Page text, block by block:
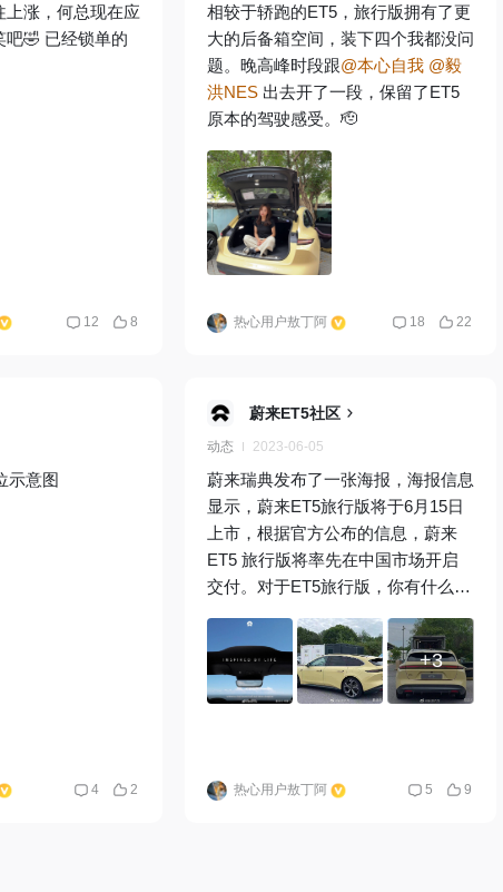
上涨，何总现在应
吧🤣 已经锁单的
12 8
相较于轿跑的ET5，旅行版拥有了更
大的后备箱空间，装下四个我都没问
题。晚高峰时段跟@本心自我 @毅
洪NES 出去开了一段，保留了ET5
原本的驾驶感受。🫡
热心用户敖丁阿 18 22
示意图
4 2
蔚来ET5社区
动态 2023-06-05
蔚来瑞典发布了一张海报，海报信息
显示，蔚来ET5旅行版将于6月15日
上市，根据官方公布的信息，蔚来
ET5 旅行版将率先在中国市场开启
交付。对于ET5旅行版，你有什么期
+3
热心用户敖丁阿 5 9